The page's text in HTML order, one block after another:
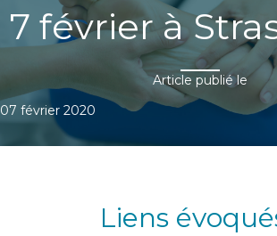
7 février à
Article publié le
07 février 2020
Liens